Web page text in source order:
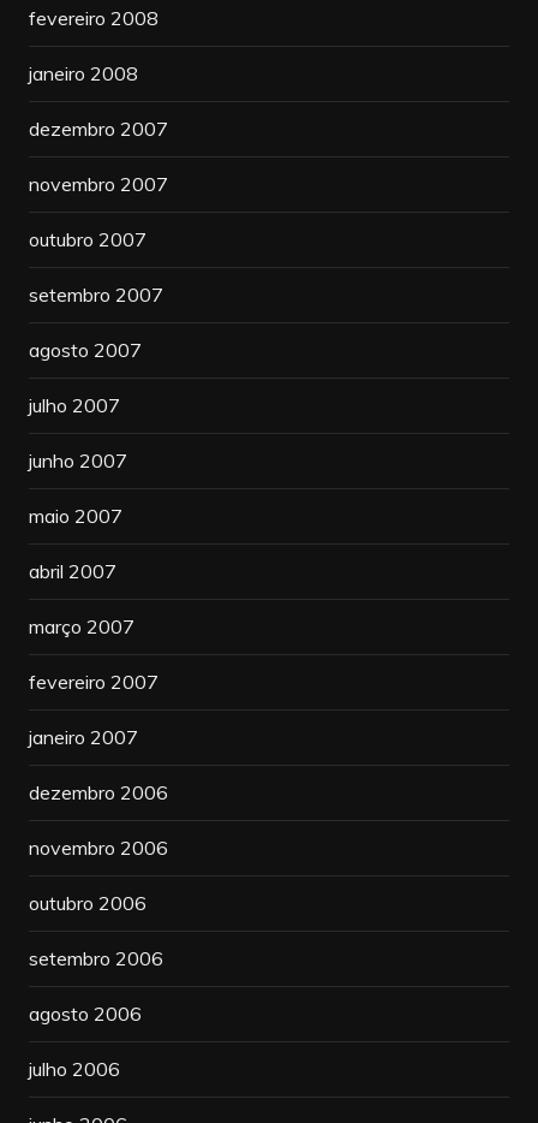
fevereiro 2008
janeiro 2008
dezembro 2007
novembro 2007
outubro 2007
setembro 2007
agosto 2007
julho 2007
junho 2007
maio 2007
abril 2007
março 2007
fevereiro 2007
janeiro 2007
dezembro 2006
novembro 2006
outubro 2006
setembro 2006
agosto 2006
julho 2006